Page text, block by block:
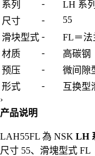
系列
-
LH 系
尺寸
-
55
滑块型式 -
FL＝法
材质
-
高碳钢
预压
-
微间隙
形式
-
互换型
›
产品说明
LAH55FL 為 NSK LH
尺寸 55、滑塊型式